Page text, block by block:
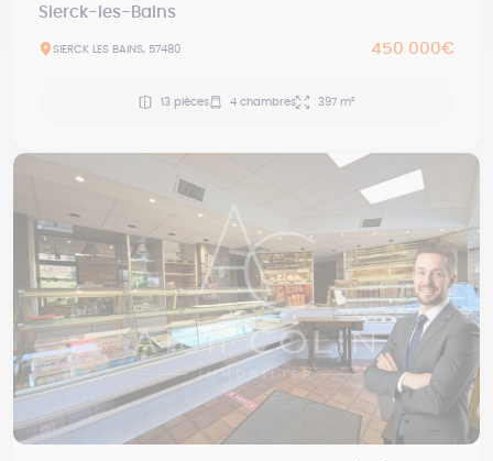
Sierck-les-Bains
SIERCK LES BAINS, 57480 450 000€
13 pièces 4 chambres 397 m²